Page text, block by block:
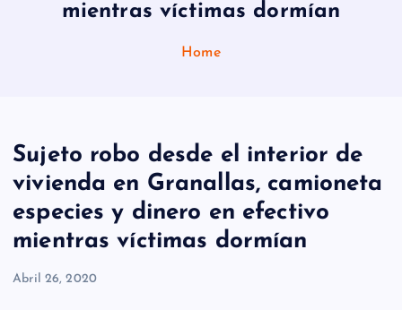
mientras víctimas dormían
Home
Sujeto robo desde el interior de
vivienda en Granallas, camioneta
especies y dinero en efectivo
mientras víctimas dormían
Abril 26, 2020